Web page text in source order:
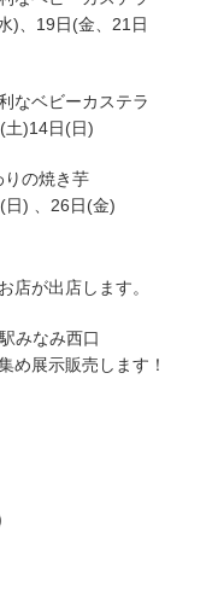
)、19日(金、21日
なベビーカステラ
)14日(日)
りの焼き芋
) 、26日(金)
店が出店します。
みなみ西口
め展示販売します！